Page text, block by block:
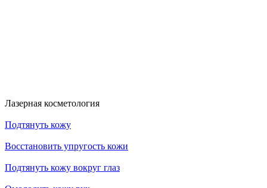
Лазерная косметология
Подтянуть кожу
Восстановить упругость кожи
Подтянуть кожу вокруг глаз